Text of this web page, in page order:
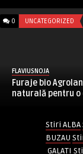
0 UNCATEGORIZED
FLAVIUSNOJA
Furaje bio
naturală pentru o
Stiri ALBA
BUZAU
GALATI